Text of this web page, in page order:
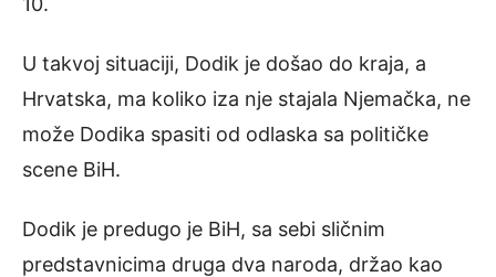
U takvoj situaciji, Dodik je došao do kraja, a
Hrvatska, ma koliko iza nje stajala Njemačka, ne
može Dodika spasiti od odlaska sa političke
scene BiH.
Dodik je predugo je BiH, sa sebi sličnim
predstavnicima druga dva naroda, držao kao